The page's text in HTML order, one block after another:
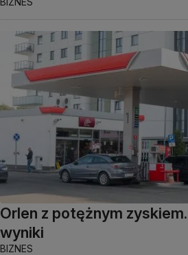
Orlen z potężnym
wyniki
BIZNES